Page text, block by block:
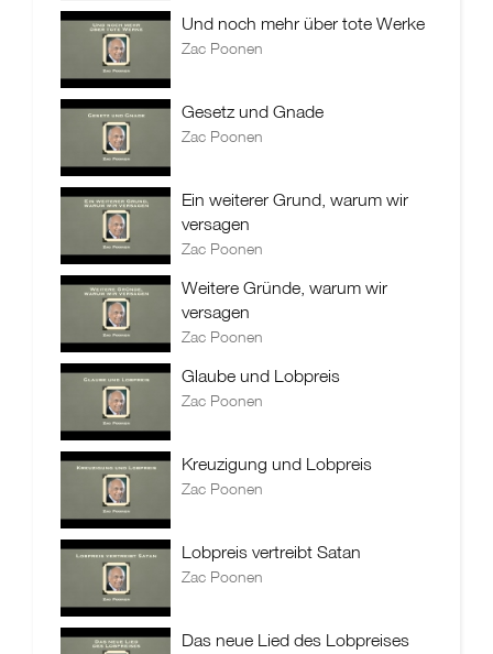
Und noch mehr über tote Werke
Zac Poonen
Gesetz und Gnade
Zac Poonen
Ein weiterer Grund, warum wir
versagen
Zac Poonen
Weitere Gründe, warum wir
versagen
Zac Poonen
Glaube und Lobpreis
Zac Poonen
Kreuzigung und Lobpreis
Zac Poonen
Lobpreis vertreibt Satan
Zac Poonen
Das neue Lied des Lobpreises